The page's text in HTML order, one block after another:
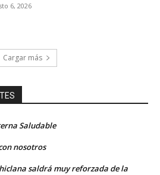
6, 2026
Cargar más
Saludable
nosotros
saldrá muy reforzada de la